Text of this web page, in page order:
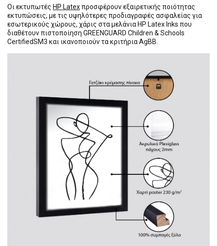
Οι εκτυπωτές HP Latexπροσφέρουν εξαιρετικής ποιότητας
εκτυπώσεις, με τις υψηλότερες προδιαγραφές ασφαλείας για
εσωτερικούς χώρους, χάρις στα μελάνια HP Latex Inks που
διαθέτουν πιστοποίηση GREENGUARD Children & Schools
CertifiedSM3 και ικανοποιούν τα κριτήρια AgBB.